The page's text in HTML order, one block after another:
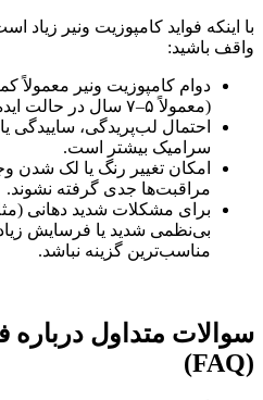
با اینکه فواید کامپوزیت ونیر زیاد
واقف باشید:
دوام کامپوزیت ونیر معمولاً
(معمولاً ۵–۷ سال در حالت ایده‌آل).
احتمال لب‌پریدگی، ساییدگی
سرامیک بیشتر است.
امکان تغییر رنگ یا لک شدن
مراقبت‌ها جدی گرفته نشوند.
برای مشکلات شدید دهانی
بی‌نظمی شدید یا فرسایش
مناسب‌ترین گزینه نباشد.
سوالات متداول درباره
(FAQ)